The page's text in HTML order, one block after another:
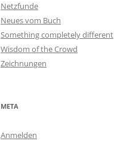
Netzfunde
Neues vom Buch
Something completely different
Wisdom of the Crowd
Zeichnungen
META
Anmelden